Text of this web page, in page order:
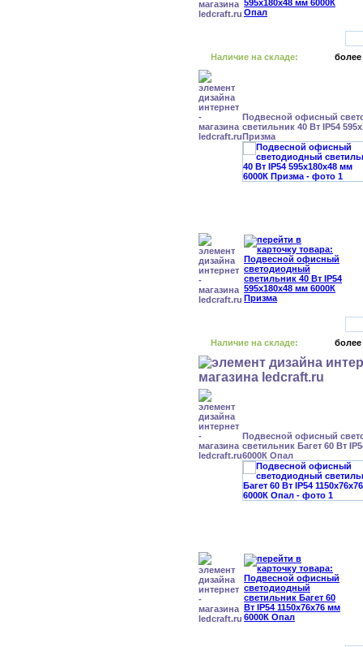
Наличие на складе: более
Подвесной офисный
светильник 40 Вт IP54
Призма
Наличие на складе: более
Подвесной офисный
светильник Багет 60 Вт
6000К Опал